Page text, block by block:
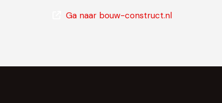
Ga naar bouw-construct.nl